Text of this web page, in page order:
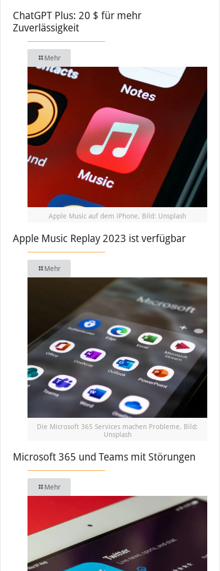
ChatGPT Plus: 20 $ für mehr
Zuverlässigkeit
Mehr
Apple Music auf dem iPhone, Bild: Unsplash
Apple Music Replay 2023 ist verfügbar
Mehr
Die Microsoft 365 Services machen Probleme, Bild:
Unsplash
Microsoft 365 und Teams mit Störungen
Mehr